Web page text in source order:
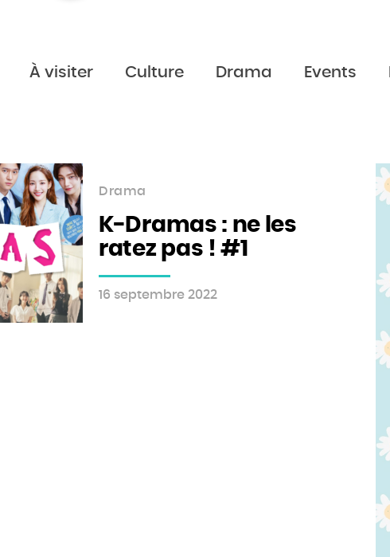
À visiter Culture Drama Events
Drama
K-Dramas : ne les
ratez pas ! #1
16 septembre 2022